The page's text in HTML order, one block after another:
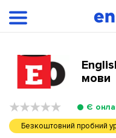
мови
Є
Безкоштовний пробний